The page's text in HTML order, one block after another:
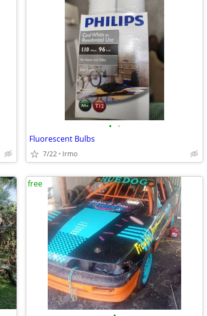
• •
Fluorescent Bulbs
7/22 Irmo
free